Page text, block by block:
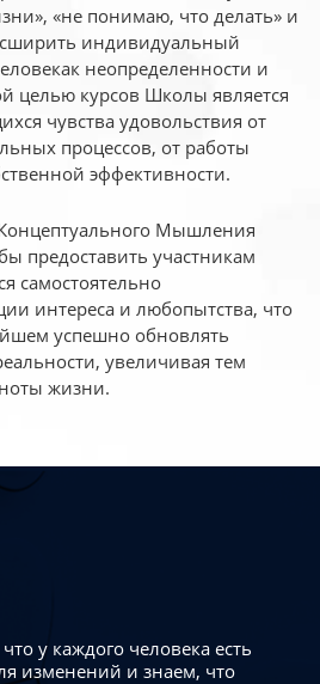
«не понимаю, что делать» и
индивидуальный
неопределенности и
целью курсов Школы является
чувства удовольствия от
процессов, от работы
эффективности.
Мышления
предоставить участникам
самостоятельно
интереса и любопытства, что
успешно обновлять
увеличивая тем
жизни.
у каждого человека есть
изменений и знаем, что